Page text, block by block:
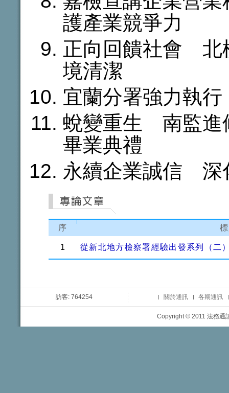
護產業競爭力
正向回饋社會 北
境清潔
宜蘭分署強力執
蛻變重生 南監進
畢業典禮
永續企業誠信 深
序
1 從新北地方檢察署經驗出發系列（二
訪客: 764254 關於通訊 各期通訊
Copyright © 2011 法務